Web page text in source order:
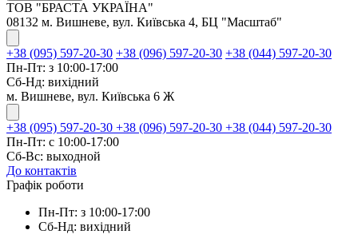
ТОВ "БРАСТА УКРАЇНА"
08132 м. Вишневе, вул. Київська 4, БЦ "Масштаб"
+38 (095) 597-20-30 +38 (096) 597-20-30 +38 (044) 597-20-30
Пн-Пт: з 10:00-17:00
Сб-Нд: вихідний
м. Вишневе, вул. Київська 6 Ж
+38 (095) 597-20-30 +38 (096) 597-20-30 +38 (044) 597-20-30
Пн-Пт: с 10:00-17:00
Сб-Вс: выходной
До контактів
Графік роботи
Пн-Пт: з 10:00-17:00
Сб-Нд: вихідний